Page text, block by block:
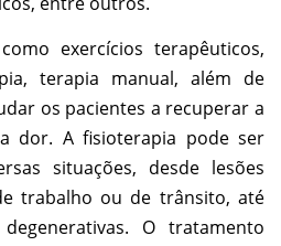
exercícios terapêuticos,
terapia manual, além de
os pacientes a recuperar a
dor. A fisioterapia pode ser
situações, desde lesões
trabalho ou de trânsito, até
O tratamento